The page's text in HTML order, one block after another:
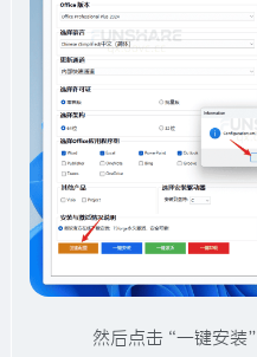
然后点击“一键安装